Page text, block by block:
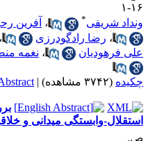
۱
شریفی
،آفرین
،رضا رادگودرزی ،
فرهودیان
،نغمه
(۳۷۴۲ مشاهده) |
Abstract |
وابستگی میدانی و